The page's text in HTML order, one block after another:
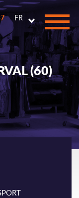
FR
(60)